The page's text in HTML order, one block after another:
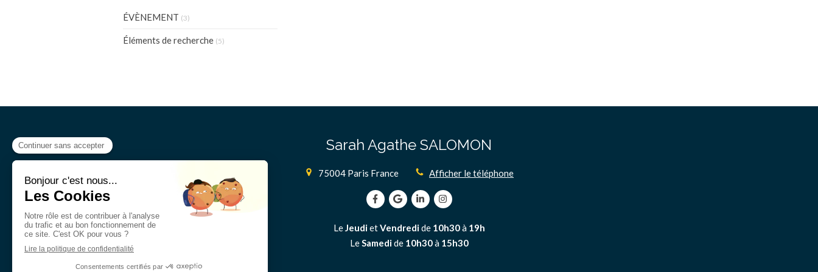
ÉVÈNEMENT (3)
Éléments de recherche (5)
Sarah Agathe SALOMON
75004 Paris France Afficher le téléphone
LeJeudietVendredide 10h30à 19h
LeSamedide 10h30à 15h30